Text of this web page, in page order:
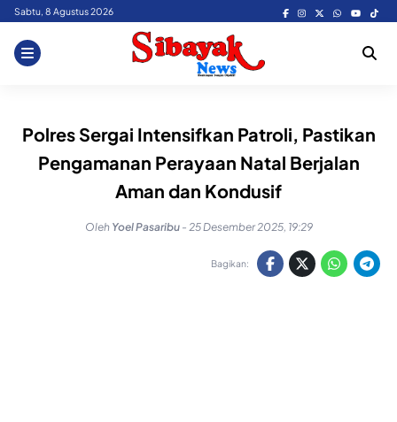
Skip
content
Sabtu, 8 Agustus 2026
Polres Sergai Intensifkan Patroli, Pastikan
Pengamanan Perayaan Natal Berjalan
Aman dan Kondusif
Oleh Yoel Pasaribu - 25 Desember 2025, 19:29
Bagikan: